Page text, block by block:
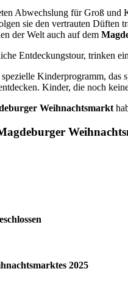
Abwechslung für Groß
sie den vertrauten
der Welt auch auf dem
Entdeckungstour, trinken
Kinderprogramm,
Kinder, die noch
Weihnachtsmarkt
2025